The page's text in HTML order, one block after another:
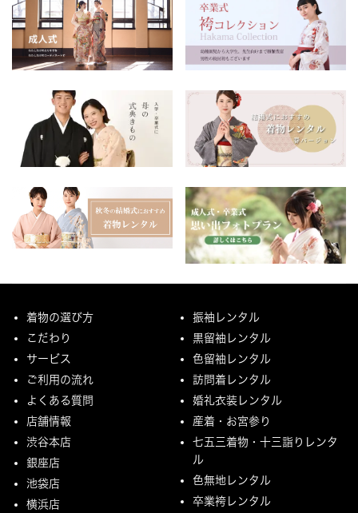
着物の選び方
こだわり
サービス
ご利用の流れ
よくある質問
店舗情報
渋谷本店
銀座店
池袋店
横浜店
振袖レンタル
黒留袖レンタル
色留袖レンタル
訪問着レンタル
婚礼衣装レンタル
産着・お宮参り
七五三着物・十三詣りレンタ
ル
色無地レンタル
卒業袴レンタル